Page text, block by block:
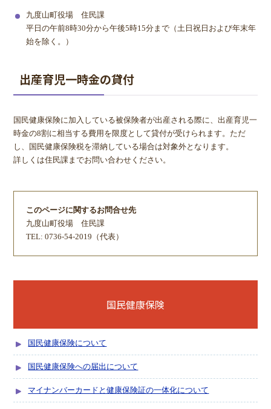
九度山町役場 住民課
平日の午前8時30分から午後5時15分まで（土日祝日および年末年
始を除く。）
出産育児一時金の貸付
国民健康保険に加入している被保険者が出産される際に、出産育児一
時金の8割に相当する費用を限度として貸付が受けられます。ただ
し、国民健康保険税を滞納している場合は対象外となります。
詳しくは住民課までお問い合わせください。
このページに関するお問合せ先
九度山町役場住民課
TEL: 0736-54-2019（代表）
国民健康保険
国民健康保険について
国民健康保険への届出について
マイナンバーカードと健康保険証の一体化について